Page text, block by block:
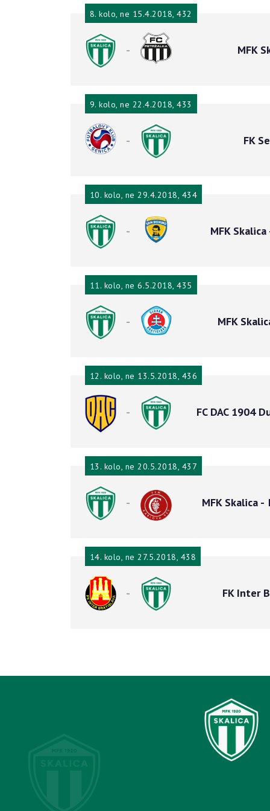
8. kolo, ne 15.4.2018, 432
- MFK
9. kolo, ne 22.4.2018, 433
- FK
10. kolo, ne 29.4.2018, 434
- MFK Skalica
11. kolo, ne 6.5.2018, 435
- MFK
12. kolo, ne 13.5.2018, 436
- FC DAC 1904
13. kolo, ne 20.5.2018, 437
- MFK Skalica -
14. kolo, ne 27.5.2018, 438
- FK Inter